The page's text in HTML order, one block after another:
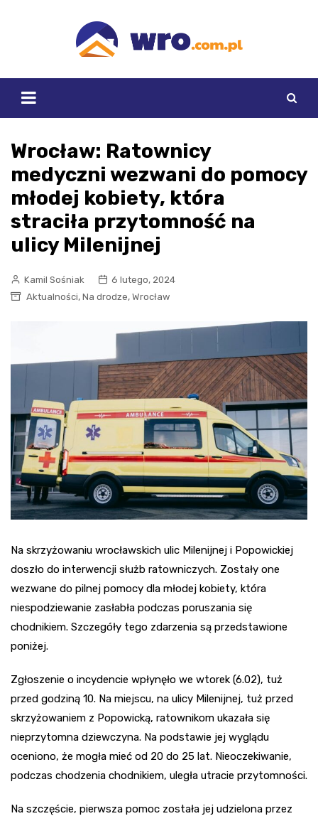
Wrocław: Ratownicy
medyczni wezwani do pomocy
młodej kobiety, która
straciła przytomność na
ulicy Milenijnej
Kamil Sośniak
6 lutego, 2024
Aktualności, Na drodze, Wrocław
Na skrzyżowaniu wrocławskich ulic Milenijnej i Popowickiej
doszło do interwencji służb ratowniczych. Zostały one
wezwane do pilnej pomocy dla młodej kobiety, która
niespodziewanie zasłabła podczas poruszania się
chodnikiem. Szczegóły tego zdarzenia są przedstawione
poniżej.
Zgłoszenie o incydencie wpłynęło we wtorek (6.02), tuż
przed godziną 10. Na miejscu, na ulicy Milenijnej, tuż przed
skrzyżowaniem z Popowicką, ratownikom ukazała się
nieprzytomna dziewczyna. Na podstawie jej wyglądu
oceniono, że mogła mieć od 20 do 25 lat. Nieoczekiwanie,
podczas chodzenia chodnikiem, uległa utracie przytomności.
Na szczęście, pierwsza pomoc została jej udzielona przez